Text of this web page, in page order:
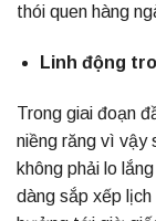
thói quen hàng
Linh động
Trong giai đoạn
niềng răng vì vậy
không phải lo
dàng sắp xếp